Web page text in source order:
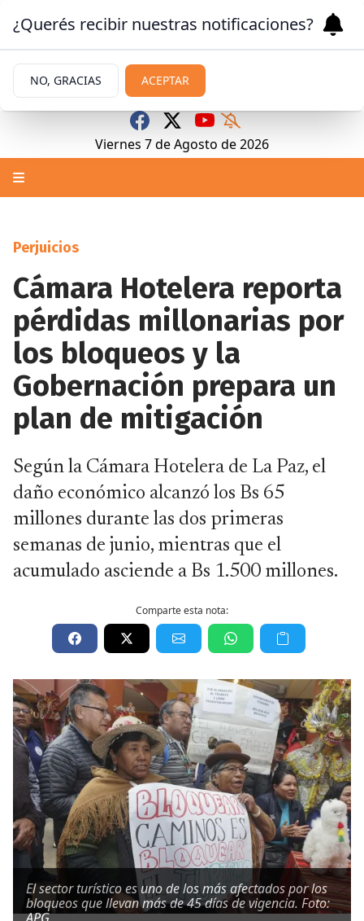
Viernes 7deAgosto de 2026
Perjuicios
Cámara Hotelera reporta
pérdidas millonarias por
los bloqueos y la
Gobernación prepara un
plan de mitigación
Según la Cámara Hotelera de La Paz, el
daño económico alcanzó los Bs 65
millones durante las dos primeras
semanas de junio, mientras que el
acumulado asciende a Bs 1.500 millones.
Comparte esta nota:
El sector turístico es uno de los más afectados por los
bloqueos que llevan más de 45 días de vigencia. Foto:
¿Querés recibir nuestras notificaciones?
NO, GRACIAS ACEPTAR